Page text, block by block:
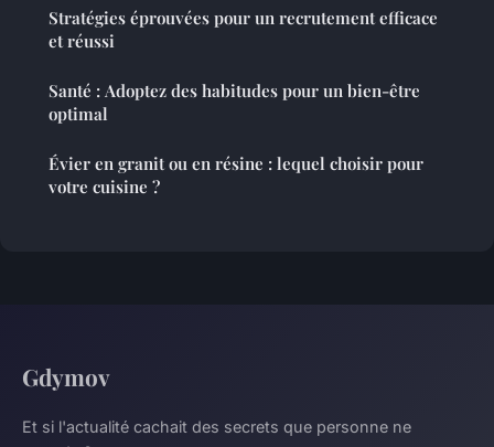
Stratégies éprouvées pour un recrutement efficace
et réussi
Santé : Adoptez des habitudes pour un bien-être
optimal
Évier en granit ou en résine : lequel choisir pour
votre cuisine ?
Gdymov
Et si l'actualité cachait des secrets que personne ne